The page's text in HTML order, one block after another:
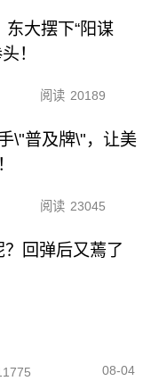
大摆下“阳谋
！
阅读 20189
\"普及牌\"，让美
阅读 23045
回弹后又蔫了
08-04